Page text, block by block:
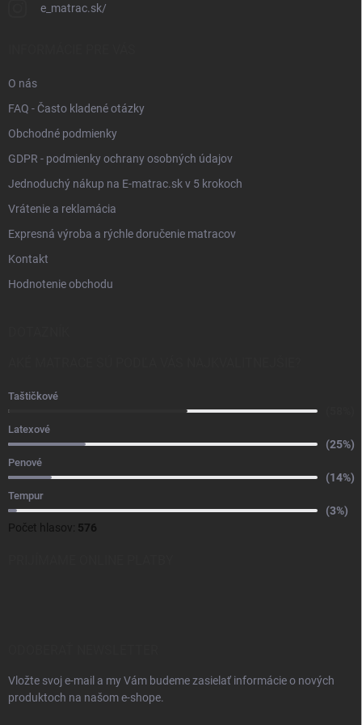
e_matrac.sk/
O nás
FAQ - Často kladené otázky
Obchodné podmienky
GDPR - podmienky ochrany osobných údajov
Jednoduchý nákup na E-matrac.sk v 5 krokoch
Vrátenie a reklamácia
Expresná výroba a rýchle doručenie matracov
Kontakt
Hodnotenie obchodu
Taštičkové
Latexové
(25%)
Penové
(14%)
Tempur
(3%)
Počet hlasov: 576
Vložte svoj e-mail a my Vám budeme zasielať informácie o nových
produktoch na našom e-shope.